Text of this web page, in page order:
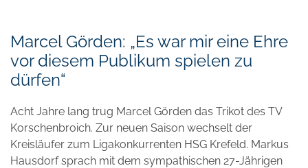
Marcel Görden: „Es war mir eine Ehre
vor diesem Publikum spielen zu
dürfen“
Acht Jahre lang trug Marcel Görden das Trikot des TV
Korschenbroich. Zur neuen Saison wechselt der
Kreisläufer zum Ligakonkurrenten HSG Krefeld. Markus
Hausdorf sprach mit dem sympathischen 27-Jährigen